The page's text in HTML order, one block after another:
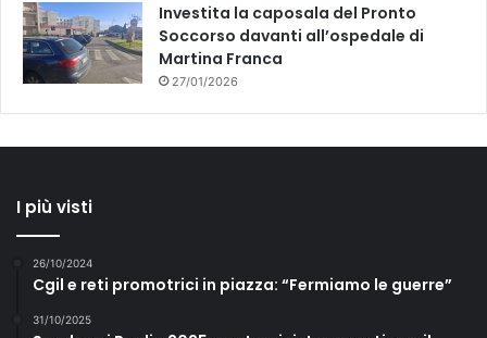
Investita la caposala del Pronto
Soccorso davanti all’ospedale di
Martina Franca
27/01/2026
I più visti
26/10/2024
Cgil e reti promotrici in piazza: “Fermiamo le guerre”
31/10/2025